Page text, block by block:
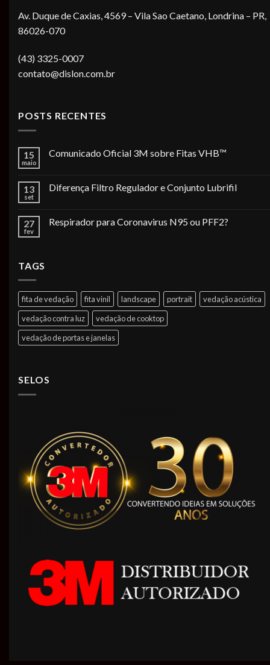
Av. Duque de Caxias, 4569 – Vila Sao Caetano, Londrina – PR,
86026-070
(43) 3325-0007
contato@dislon.com.br
POSTS RECENTES
15
maio
Comunicado Oficial 3M sobre Fitas VHB™
13
set
Diferença Filtro Regulador e Conjunto Lubrifil
27
fev
Respirador para Coronavirus N95 ou PFF2?
TAGS
fita de vedação fita vinil landscape portrait
vedação acústica
vedação contra luz
vedação de cooktop
vedação de portas e janelas
SELOS